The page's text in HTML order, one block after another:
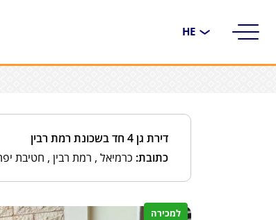
בחירת
דירת גן 4 חד בשכונת רמת רבין
כתובת: כרמיאל , רמת רבין , חטיבת
למכירה